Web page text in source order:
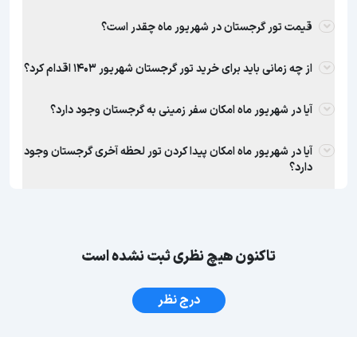
قیمت تور گرجستان در شهریور ماه چقدر است؟
از چه زمانی باید برای خرید تور گرجستان شهریور 1403 اقدام کرد؟
آیا در شهریور ماه امکان سفر زمینی به گرجستان وجود دارد؟
آیا در شهریور ماه امکان پیدا کردن تور لحظه آخری گرجستان وجود
دارد؟
تاکنون هیچ نظری ثبت نشده است
درج نظر